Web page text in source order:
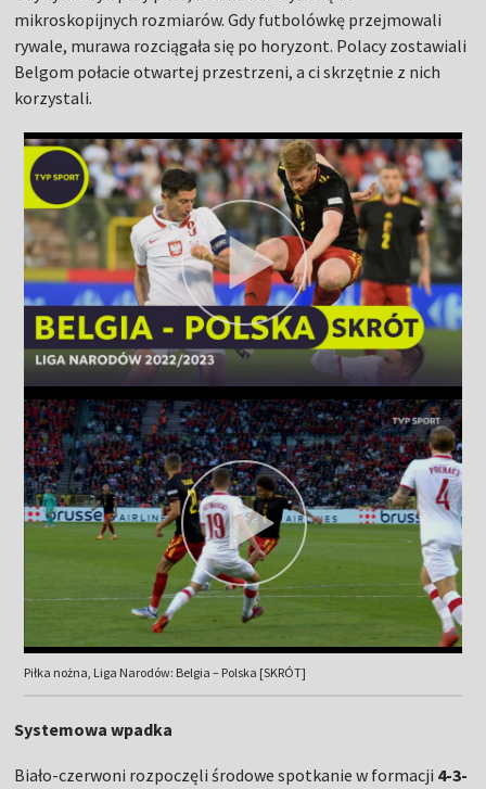
mikroskopijnych rozmiarów. Gdy futbolówkę przejmowali
rywale, murawa rozciągała się po horyzont. Polacy zostawiali
Belgom połacie otwartej przestrzeni, a ci skrzętnie z nich
korzystali.
Piłka nożna, Liga Narodów: Belgia – Polska [SKRÓT]
Systemowa wpadka
Biało-czerwoni rozpoczęli środowe spotkanie w formacji 4-3-